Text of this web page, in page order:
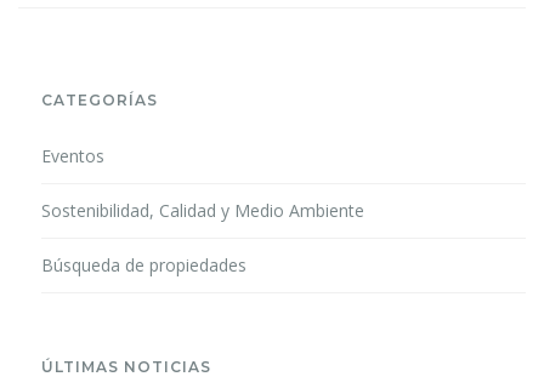
CATEGORÍAS
Eventos
Sostenibilidad, Calidad y Medio Ambiente
Búsqueda de propiedades
ÚLTIMAS NOTICIAS